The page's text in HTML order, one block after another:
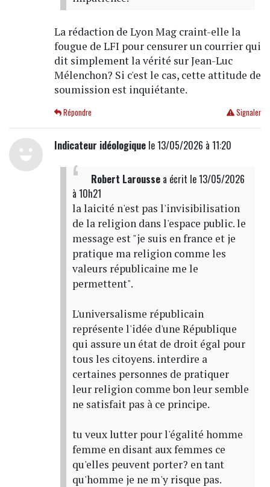
La rédaction de Lyon Mag craint-elle la
fougue de LFI pour censurer un courrier qui
dit simplement la vérité sur Jean-Luc
Mélenchon? Si c'est le cas, cette attitude de
soumission est inquiétante.
Signaler
Répondre
Indicateur idéologiquele 13/05/2026 à 11:20
Robert Laroussea écrit le 13/05/2026
à 10h21
la laicité n'est pas l'invisibilisation
de la religion dans l'espace public. le
message est "je suis en france et je
pratique ma religion comme les
valeurs républicaine me le
permettent".
L'universalisme républicain
représente l'idée d'une République
qui assure un état de droit égal pour
tous les citoyens. interdire a
certaines personnes de pratiquer
leur religion comme bon leur semble
ne satisfait pas à ce principe.
tu veux lutter pour l'égalité homme
femme en disant aux femmes ce
qu'elles peuvent porter? en tant
qu'homme je ne m'y risque pas.